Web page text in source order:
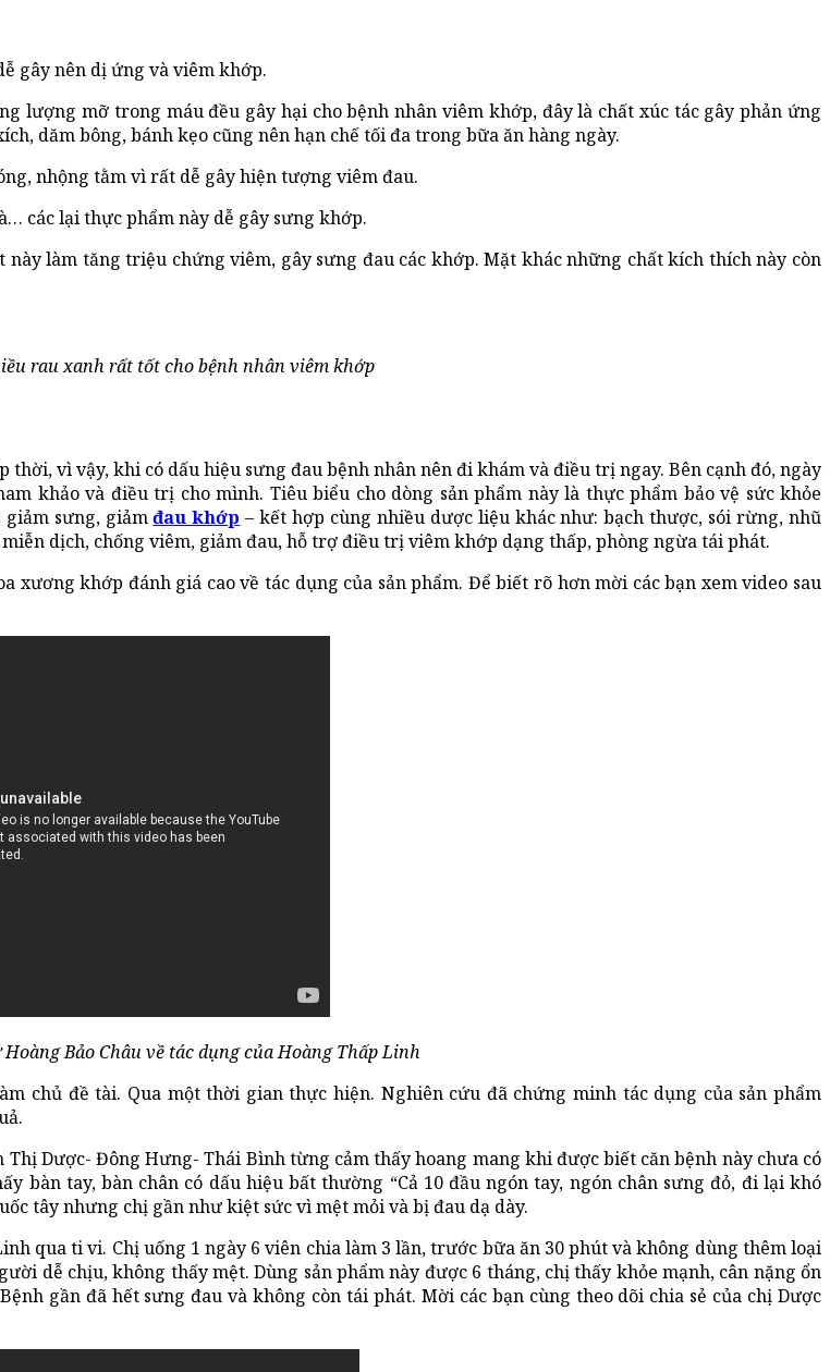
gây nên dị ứng và viêm khớp.
lượng mỡ trong máu đều gây hại cho bệnh nhân viêm khớp, đây là chất xúc tác gây phản ứng
dăm bông, bánh kẹo cũng nên hạn chế tối đa trong bữa ăn hàng ngày.
nhộng tằm vì rất dễ gây hiện tượng viêm đau.
các lại thực phẩm này dễ gây sưng khớp.
làm tăng triệu chứng viêm, gây sưng đau các khớp. Mặt khác những chất kích thích này còn
rau xanh rất tốt cho bệnh nhân viêm khớp
vì vậy, khi có dấu hiệu sưng đau bệnh nhân nên đi khám và điều trị ngay. Bên cạnh đó, ngày
khảo và điều trị cho mình. Tiêu biểu cho dòng sản phẩm này là thực phẩm bảo vệ sức khỏe
giảm sưng, giảmđau khớp – kết hợp cùng nhiều dược liệu khác như: bạch thược, sói rừng, nhũ
dịch, chống viêm, giảm đau, hỗ trợ điều trị viêm khớp dạng thấp, phòng ngừa tái phát.
khớp đánh giá cao về tác dụng của sản phẩm. Để biết rõ hơn mời các bạn xem video sau
Bảo Châu về tác dụng của Hoàng Thấp Linh
chủ đề tài. Qua một thời gian thực hiện. Nghiên cứu đã chứng minh tác dụng của sản phẩm
Dược- Đông Hưng- Thái Bình từng cảm thấy hoang mang khi được biết căn bệnh này chưa có
bàn tay, bàn chân có dấu hiệu bất thường “Cả 10 đầu ngón tay, ngón chân sưng đỏ, đi lại khó
tây nhưng chị gần như kiệt sức vì mệt mỏi và bị đau dạ dày.
qua ti vi. Chị uống 1 ngày 6 viên chia làm 3 lần, trước bữa ăn 30 phút và không dùng thêm loại
dễ chịu, không thấy mệt. Dùng sản phẩm này được 6 tháng, chị thấy khỏe mạnh, cân nặng ổn
gần đã hết sưng đau và không còn tái phát. Mời các bạn cùng theo dõi chia sẻ của chị Dược